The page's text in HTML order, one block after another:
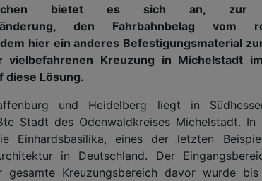
bietet es sich an, zur
den Fahrbahnbelag vom
hier ein anderes Befestigungsmaterial
vielbefahrenen Kreuzung in Michelstadt
diese Lösung.
und Heidelberg liegt in
Stadt des Odenwaldkreises Michelstadt. In
Einhardsbasilika, eines der letzten
in Deutschland. Der
gesamte Kreuzungsbereich davor wurde